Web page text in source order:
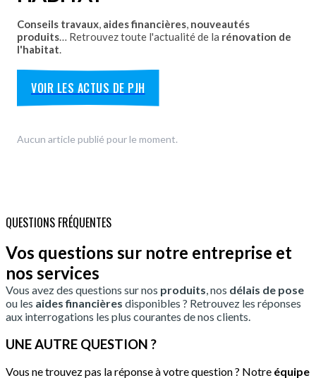
Conseils travaux, aides financières, nouveautés
produits… Retrouvez toute l'actualité de la rénovation de
l'habitat.
VOIR LES ACTUS DE PJH
Aucun article publié pour le moment.
QUESTIONS FRÉQUENTES
Vos questions sur notre entreprise et
nos services
Vous avez des questions sur nos produits , nos délais de pose
ou les aides financières disponibles ? Retrouvez les réponses
aux interrogations les plus courantes de nos clients.
UNE AUTRE QUESTION ?
Vous ne trouvez pas la réponse à votre question ? Notre équipe